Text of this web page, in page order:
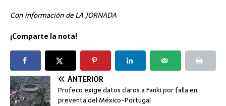
Con información de LA JORNADA
¡Comparte la nota!
ANTERIOR
Profeco exige datos claros a Fanki por falla en
preventa del México-Portugal